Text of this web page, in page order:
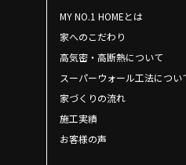
MY NO.1 HOMEとは
家へのこだわり
高気密・高断熱について
スーパーウォール工法につい
家づくりの流れ
施工実績
お客様の声